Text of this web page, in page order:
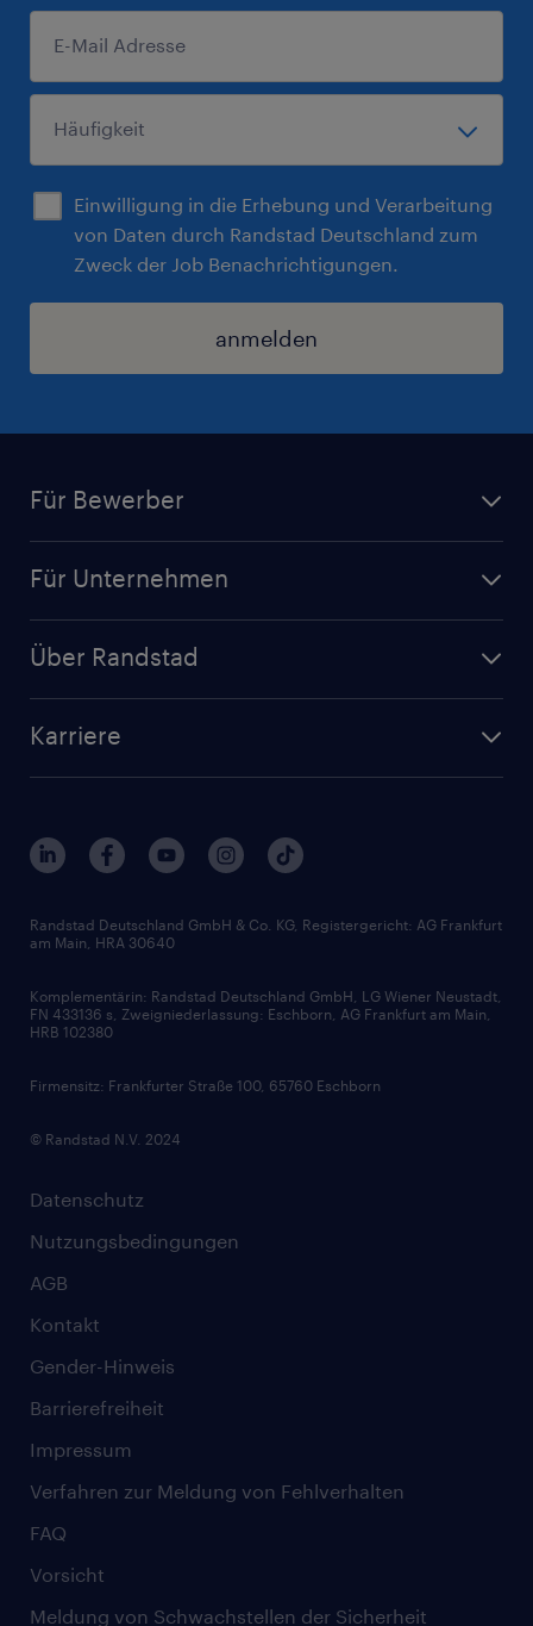
Einwilligung in die Erhebung und Verarbeitung
von Daten durch Randstad Deutschland zum
Zweck der Job Benachrichtigungen.
anmelden
Für Bewerber
Initiativbewerbung
Randstad Akademie
Für Unternehmen
Branchen
Über Randstad
Interne Karriere
FAQ - Bewerber / Kunden
Zertifikate und Auszeichnungen
Karriere
Berufsprofile
Gehaltsthemen
Bewerbungsratgeber
Soft Skills
Skills
Datenschutz
Nutzungsbedingungen
AGB
Kontakt
Gender-Hinweis
Barrierefreiheit
Impressum
Verfahren zur Meldung von Fehlverhalten
FAQ
Vorsicht
Meldung von Schwachstellen der Sicherheit
Randstad Deutschland GmbH & Co. KG, Registergericht: AG Frankfurt
am Main, HRA 30640
Komplementärin: Randstad Deutschland GmbH, LG Wiener Neustadt,
FN 433136 s, Zweigniederlassung: Eschborn, AG Frankfurt am Main,
HRB 102380
Firmensitz: Frankfurter Straße 100, 65760 Eschborn
© Randstad N.V. 2024